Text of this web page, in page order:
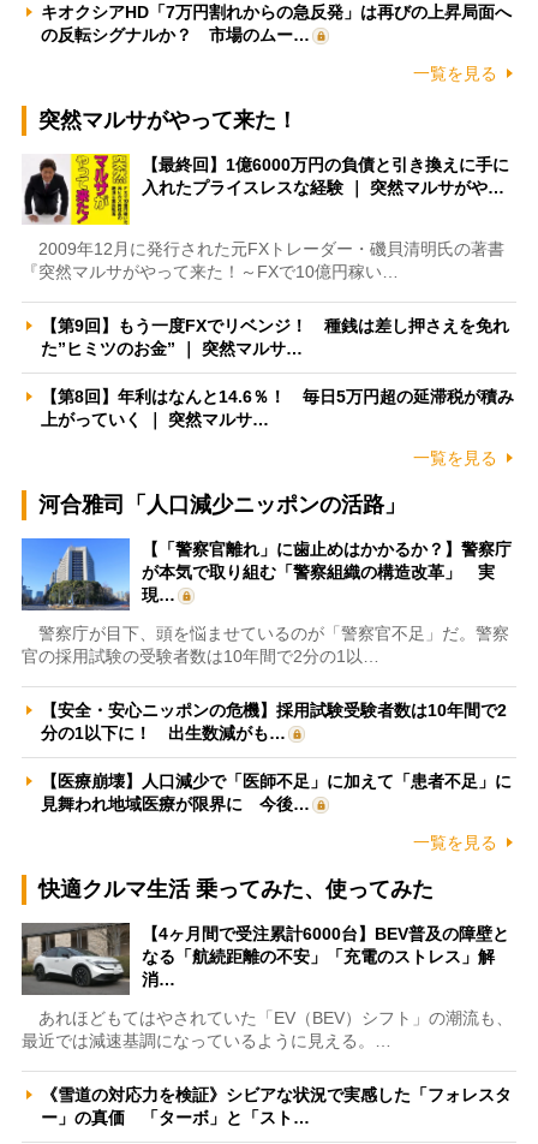
キオクシアHD「7万円割れからの急反発」は再びの上昇局面へ
の反転シグナルか？ 市場のムー…
一覧を見る
突然マルサがやって来た！
【最終回】1億6000万円の負債と引き換えに手に
入れたプライスレスな経験 ｜ 突然マルサがや…
2009年12月に発行された元FXトレーダー・磯貝清明氏の著書
『突然マルサがやって来た！～FXで10億円稼い…
【第9回】もう一度FXでリベンジ！ 種銭は差し押さえを免れ
た”ヒミツのお金” ｜ 突然マルサ…
【第8回】年利はなんと14.6％！ 毎日5万円超の延滞税が積み
上がっていく ｜ 突然マルサ…
一覧を見る
河合雅司「人口減少ニッポンの活路」
【「警察官離れ」に歯止めはかかるか？】警察庁
が本気で取り組む「警察組織の構造改革」 実
現…
警察庁が目下、頭を悩ませているのが「警察官不足」だ。警察
官の採用試験の受験者数は10年間で2分の1以…
【安全・安心ニッポンの危機】採用試験受験者数は10年間で2
分の1以下に！ 出生数減がも…
【医療崩壊】人口減少で「医師不足」に加えて「患者不足」に
見舞われ地域医療が限界に 今後…
一覧を見る
快適クルマ生活 乗ってみた、使ってみた
【4ヶ月間で受注累計6000台】BEV普及の障壁と
なる「航続距離の不安」「充電のストレス」解
消…
あれほどもてはやされていた「EV（BEV）シフト」の潮流も、
最近では減速基調になっているように見える。…
《雪道の対応力を検証》シビアな状況で実感した「フォレスタ
ー」の真価 「ターボ」と「スト…